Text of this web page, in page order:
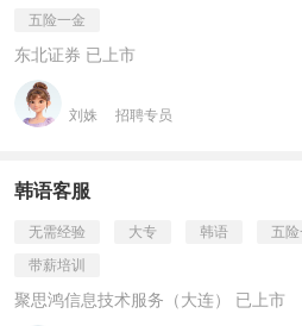
五险一金
东北证券 已上市
刘姝 招聘专员
韩语客服
无需经验 大专 韩语 五
带薪培训
聚思鸿信息技术服务（大连） 已上市